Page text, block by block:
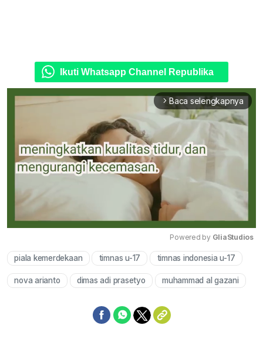
Ikuti Whatsapp Channel Republika
arrow_forward_ios Baca selengkapnya
Mute
Powered by GliaStudios
piala kemerdekaan timnas u-17 timnas indonesia u-17
nova arianto dimas adi prasetyo muhammad al gazani